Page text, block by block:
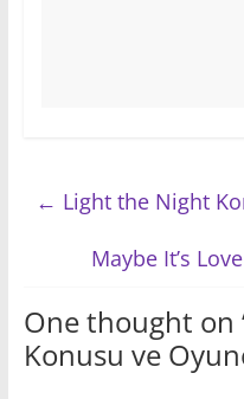
← Light the Night
Maybe It’s
One thought on
Konusu ve